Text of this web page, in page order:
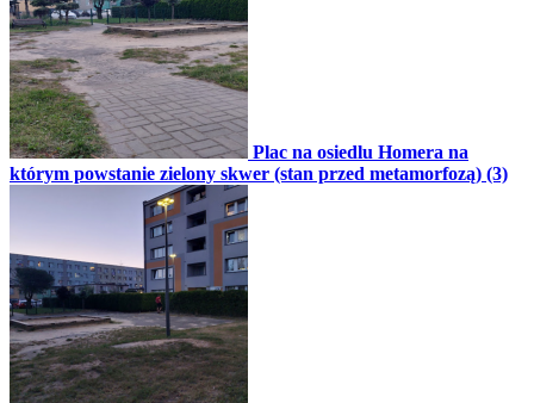
Plac na osiedlu Homera na
którym powstanie zielony skwer (stan przed metamorfozą) (3)